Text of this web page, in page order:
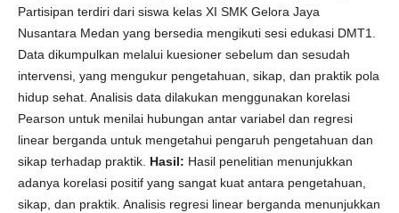
Partisipan terdiri dari siswa kelas XI SMK Gelora Jaya
Nusantara Medan yang bersedia mengikuti sesi edukasi DMT1.
Data dikumpulkan melalui kuesioner sebelum dan sesudah
intervensi, yang mengukur pengetahuan, sikap, dan praktik pola
hidup sehat. Analisis data dilakukan menggunakan korelasi
Pearson untuk menilai hubungan antar variabel dan regresi
linear berganda untuk mengetahui pengaruh pengetahuan dan
sikap terhadap praktik. Hasil: Hasil penelitian menunjukkan
adanya korelasi positif yang sangat kuat antara pengetahuan,
sikap, dan praktik. Analisis regresi linear berganda menunjukkan